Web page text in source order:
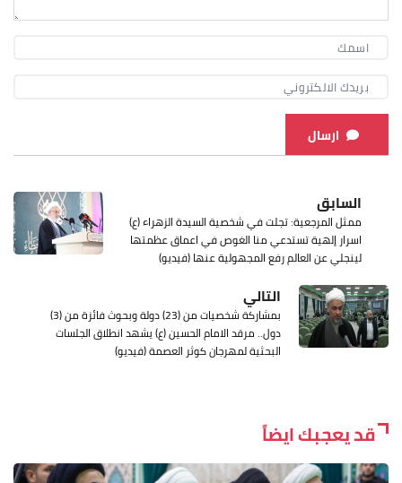
ارسال
السابق
ممثل المرجعية: تجلت في شخصية السيدة الزهراء (ع)
اسرار إلهية تستدعي منا الغوص في اعماق عظمتها
لينجلي عن العالم رفع المجهولية عنها (فيديو)
التالي
بمشاركة شخصيات من (23) دولة وبحوث فائزة من (3)
دول.. مرقد الامام الحسين (ع) يشهد انطلاق الجلسات
البحثية لمهرجان كوثر العصمة (فيديو)
قد يعجبك ايضاً